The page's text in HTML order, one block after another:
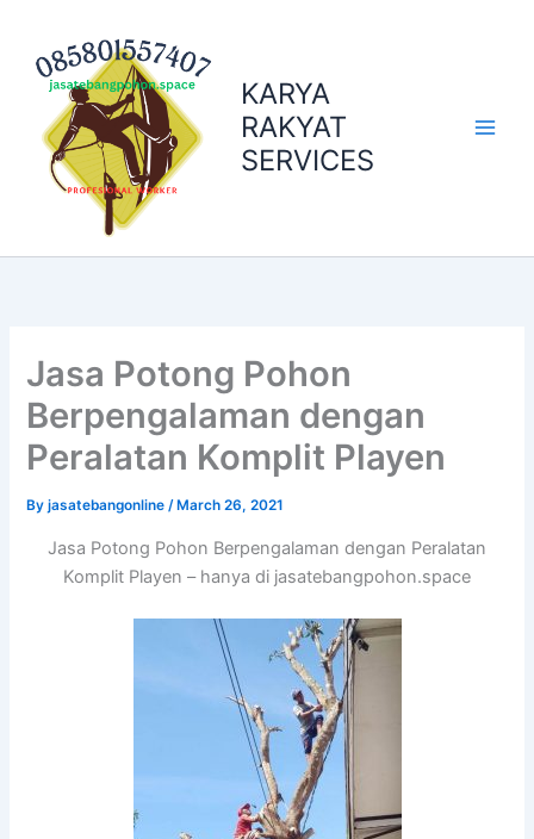
content
KARYA
RAKYAT
SERVICES
Jasa Potong Pohon
Berpengalaman dengan
Peralatan Komplit Playen
Byjasatebangonline/ March 26, 2021
Jasa Potong Pohon Berpengalaman dengan Peralatan
Komplit Playen – hanya di jasatebangpohon.space